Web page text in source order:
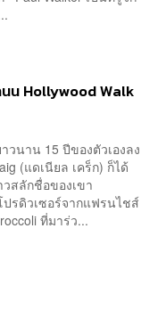
น Hollywood Walk
นาน 15 ปีของตัวเองลง
(แดเนียล เคร็ก) ก็ได้
สลักชื่อของเขา
ปรดิวเซอร์จากแฟรนไชส์
ที่มาร่ว...